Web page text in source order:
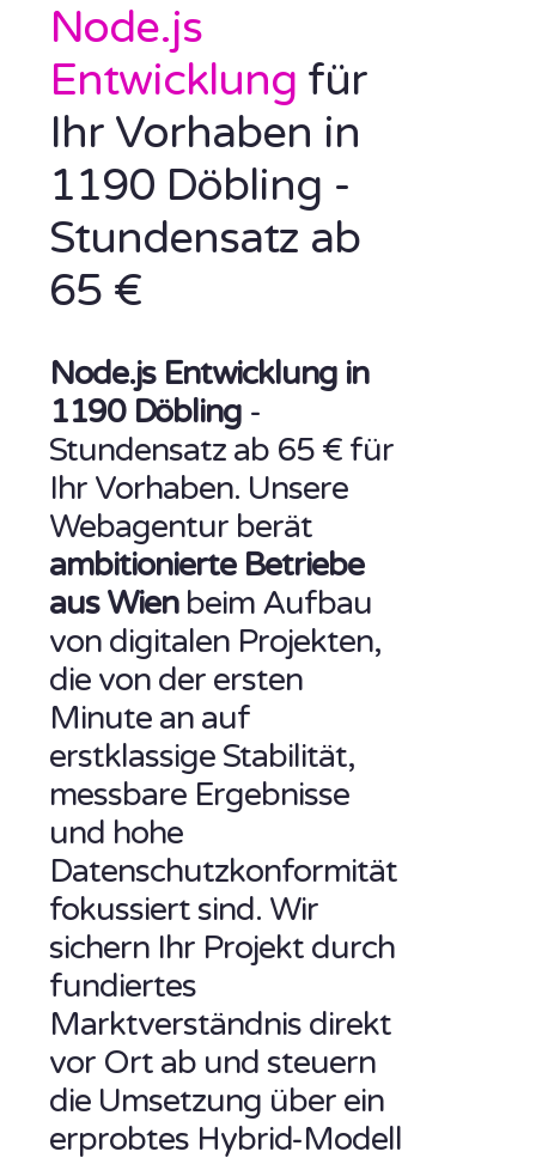
Node.js
Entwicklung für
Ihr Vorhaben in
1190 Döbling -
Stundensatz ab
65 €
Node.js Entwicklung in
1190 Döbling -
Stundensatz ab 65 € für
Ihr Vorhaben. Unsere
Webagentur berät
ambitionierte Betriebe
aus Wienbeim Aufbau
von digitalen Projekten,
die von der ersten
Minute an auf
erstklassige Stabilität,
messbare Ergebnisse
und hohe
Datenschutzkonformität
fokussiert sind. Wir
sichern Ihr Projekt durch
fundiertes
Marktverständnis direkt
vor Ort ab und steuern
die Umsetzung über ein
erprobtes Hybrid-Modell